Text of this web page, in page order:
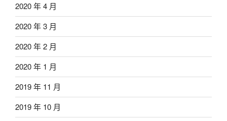
2020 年 4 月
2020 年 3 月
2020 年 2 月
2020 年 1 月
2019 年 11 月
2019 年 10 月